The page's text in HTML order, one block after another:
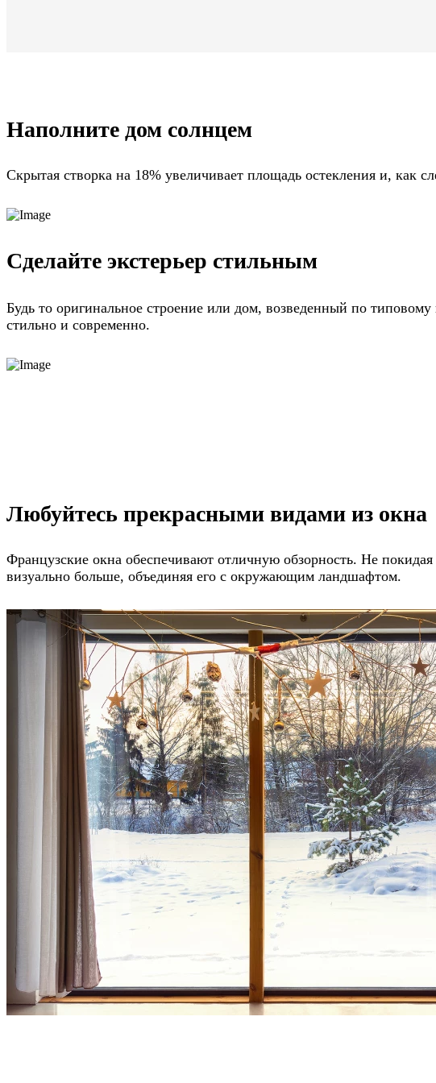
Наполните дом солнцем
Скрытая створка на 18% увеличивает площадь остекления и, как
Сделайте экстерьер стильным
Будь то оригинальное строение или дом, возведенный по
стильно и современно.
Любуйтесь прекрасными видами из окна
Французские окна обеспечивают отличную обзорность. Не
визуально больше, объединяя его с окружающим ландшафтом.